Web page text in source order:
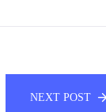
NEXT POST